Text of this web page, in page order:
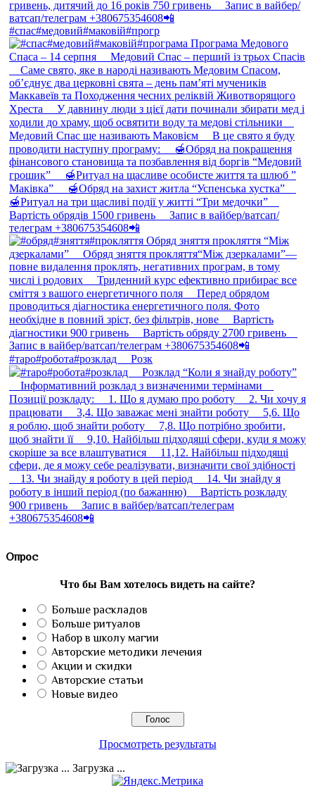
#спас#медовий#маковій#прогр
#таро#робота#розклад ⠀ Розк
Опрос
Что бы Вам хотелось видеть на сайте?
Больше раскладов
Больше ритуалов
Набор в школу магии
Авторские методики лечения
Акции и скидки
Авторские статьи
Новые видео
Просмотреть результаты
Загрузка ...